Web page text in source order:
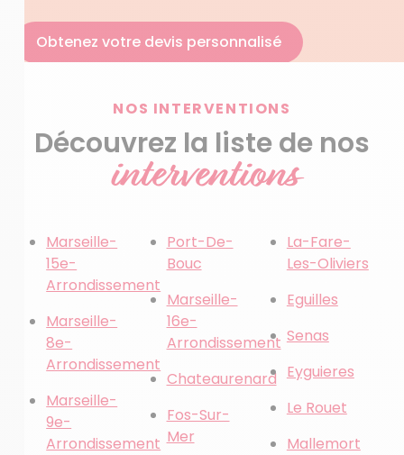
Obtenez votre devis personnalisé
NOS INTERVENTIONS
Découvrez la liste de nos
interventions
Marseille-
15e-
Arrondissement
Marseille-
8e-
Arrondissement
Marseille-
9e-
Arrondissement
Port-De-
Bouc
Marseille-
16e-
Arrondissement
Chateaurenard
Fos-Sur-
Mer
La-Fare-
Les-Oliviers
Eguilles
Senas
Eyguieres
Le Rouet
Mallemort